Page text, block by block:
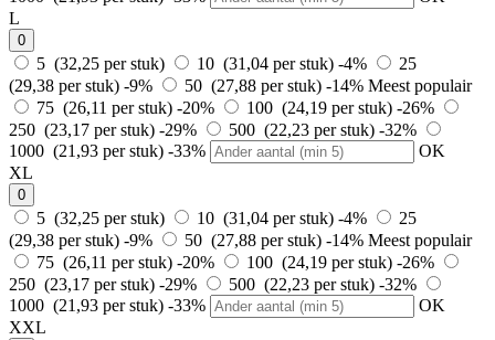
L
0
5 (32,25 per stuk) 10 (31,04 per stuk) -4%
25
(29,38 per stuk) -9% 50 (27,88 per stuk) -14% Meest populair
75 (26,11 per stuk) -20% 100 (24,19 per stuk) -26%
250 (23,17 per stuk) -29% 500 (22,23 per stuk) -32%
1000 (21,93 per stuk) -33%
OK
XL
0
5 (32,25 per stuk) 10 (31,04 per stuk) -4%
25
(29,38 per stuk) -9% 50 (27,88 per stuk) -14% Meest populair
75 (26,11 per stuk) -20% 100 (24,19 per stuk) -26%
250 (23,17 per stuk) -29% 500 (22,23 per stuk) -32%
1000 (21,93 per stuk) -33%
OK
XXL